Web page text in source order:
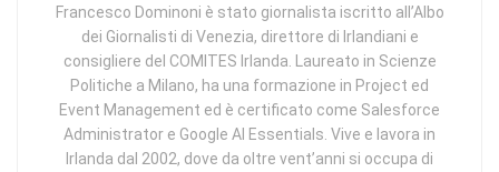
Francesco Dominoni è stato giornalista iscritto all’Albo
dei Giornalisti di Venezia, direttore di Irlandiani e
consigliere del COMITES Irlanda. Laureato in Scienze
Politiche a Milano, ha una formazione in Project ed
Event Management ed è certificato come Salesforce
Administrator e Google AI Essentials. Vive e lavora in
Irlanda dal 2002, dove da oltre vent’anni si occupa di